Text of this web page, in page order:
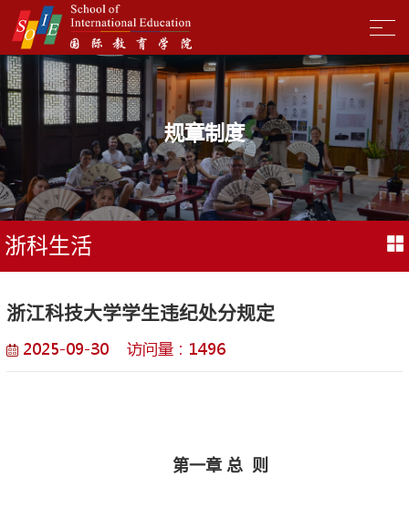
规章制度
浙科生活
浙江科技大学学生违纪处分规定
2025-09-30 访问量： 1496
第一章 总 则